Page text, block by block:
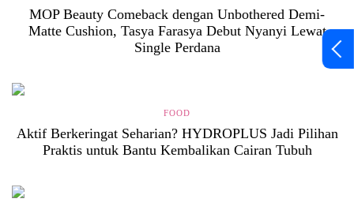
MOP Beauty Comeback dengan Unbothered Demi-
Matte Cushion, Tasya Farasya Debut Nyanyi Lewat
Single Perdana
FOOD
Aktif Berkeringat Seharian? HYDROPLUS Jadi Pilihan
Praktis untuk Bantu Kembalikan Cairan Tubuh